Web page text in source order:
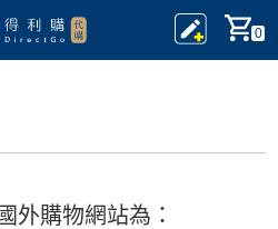
0
外購物網站為：